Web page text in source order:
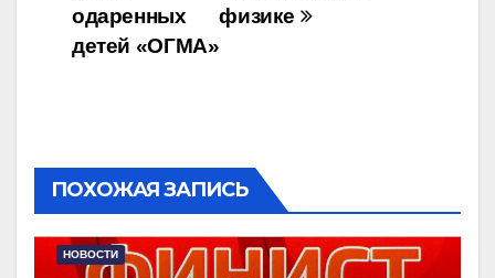
физике
одаренных
детей «ОГМА»
ПОХОЖАЯ ЗАПИСЬ
НОВОСТИ